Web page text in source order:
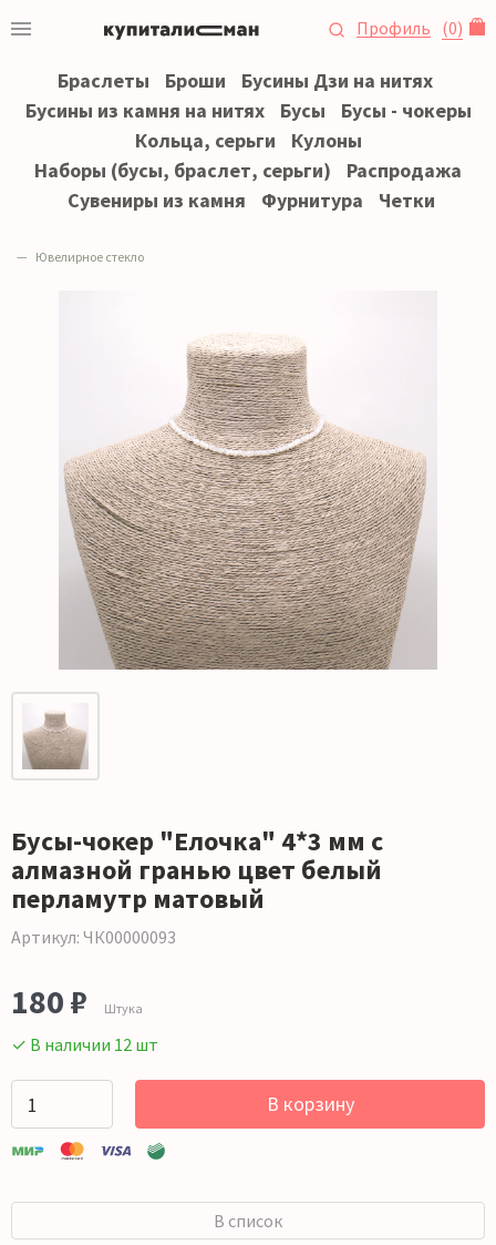
Профиль (0)
Браслеты Броши
Бусины Дзи на нитях
Бусины из камня на нитях
Бусы
Бусы - чокеры
Кольца, серьги
Кулоны
Наборы (бусы, браслет, серьги)
Распродажа
Сувениры из камня
Фурнитура Четки
Ювелирное стекло
Бусы-чокер "Елочка" 4*3 мм с
алмазной гранью цвет белый
перламутр матовый
Артикул: ЧК00000093
180 ₽ Штука
✓ В наличии 12 шт
В корзину
В список